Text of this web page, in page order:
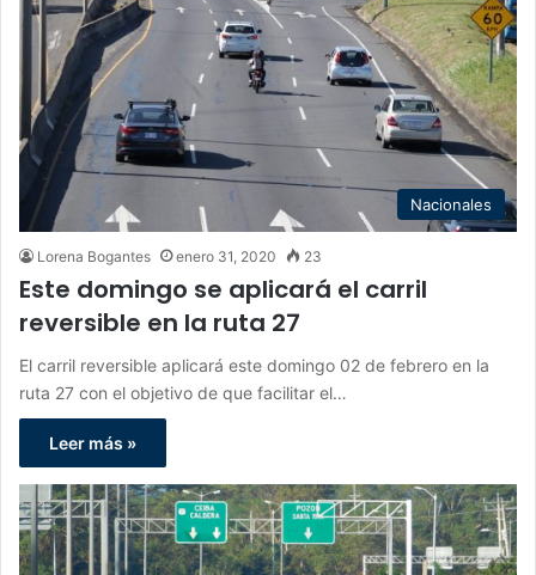
Nacionales
Lorena Bogantes enero 31, 2020 23
Este domingo se aplicará el carril
reversible en la ruta 27
El carril reversible aplicará este domingo 02 de febrero en la
ruta 27 con el objetivo de que facilitar el…
Leer más »